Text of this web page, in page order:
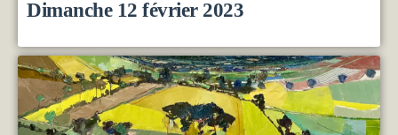
Dimanche 12 février 2023